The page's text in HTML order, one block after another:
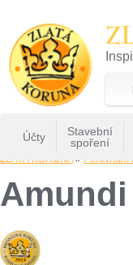
22
Účty
Stavební
spoření
ZLATÁ KORUNA» Porovnání
Amundi